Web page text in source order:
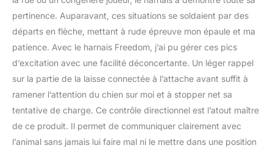
pertinence. Auparavant, ces situations se soldaient par des
départs en flèche, mettant à rude épreuve mon épaule et ma
patience. Avec le harnais Freedom, j’ai pu gérer ces pics
d’excitation avec une facilité déconcertante. Un léger rappel
sur la partie de la laisse connectée à l’attache avant suffit à
ramener l’attention du chien sur moi et à stopper net sa
tentative de charge. Ce contrôle directionnel est l’atout maître
de ce produit. Il permet de communiquer clairement avec
l’animal sans jamais lui faire mal ni le mettre dans une position